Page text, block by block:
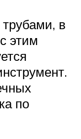
в
этим
по